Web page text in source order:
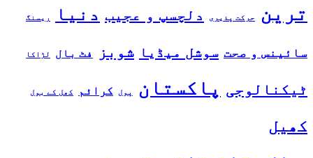
ترین
حرکت پذیری دلچسپ و عجیب دنیا ریسنگ
سائینس و صحت سوشل میڈیا شوبز فٹ بال لڑاکا
ٹیکنالوجی پاکستان پول کرائم کھل کے بول
کھیل